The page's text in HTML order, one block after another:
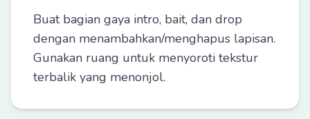
Buat bagian gaya intro, bait, dan drop
dengan menambahkan/menghapus lapisan.
Gunakan ruang untuk menyoroti tekstur
terbalik yang menonjol.